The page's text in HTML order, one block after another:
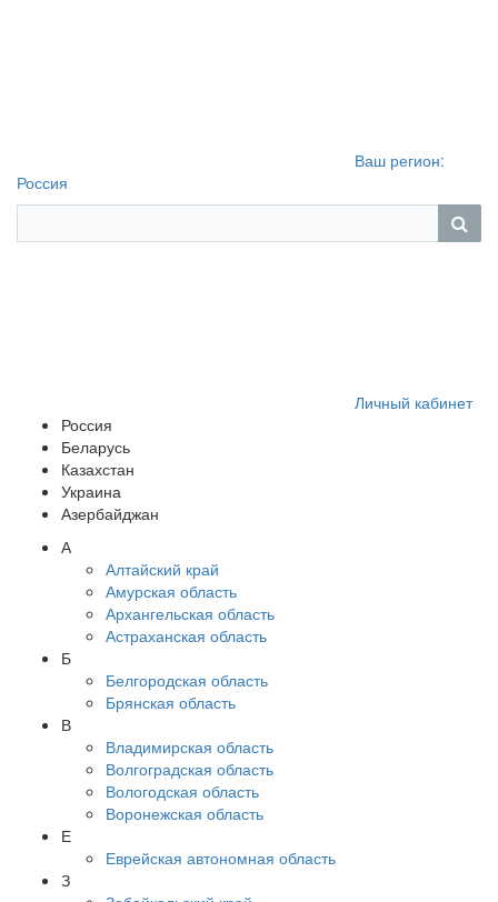
Ваш регион:
Россия
Личный кабинет
Россия
Беларусь
Казахстан
Украина
Азербайджан
А
Алтайский край
Амурская область
Архангельская область
Астраханская область
Б
Белгородская область
Брянская область
В
Владимирская область
Волгоградская область
Вологодская область
Воронежская область
Е
Еврейская автономная область
З